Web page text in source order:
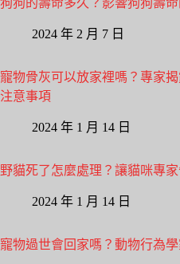
狗狗的壽命多久？影響狗狗壽
2024 年 2 月 7 日
寵物骨灰可以放家裡嗎？專家
注意事項
2024 年 1 月 14 日
野貓死了怎麼處理？讓貓咪專家
2024 年 1 月 14 日
寵物過世會回家嗎？動物行為